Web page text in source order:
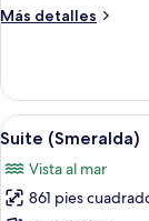
Más detalles
Más
(Romazzino)
Abrir
todas
las
fotos
9
Suite (Smeralda)
Vista al mar
861 pies